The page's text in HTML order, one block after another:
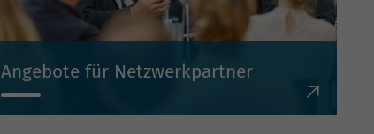
Angebote für Netzwerkpartner